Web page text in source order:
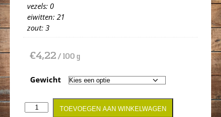
vezels: 0
eiwitten: 21
zout: 3
€4,22/ 100 g
Gewicht
TOEVOEGEN AAN WINKELWAGEN